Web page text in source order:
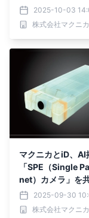
2025-10-03
株式会社マクニカ
マクニカとiD、AI
「SPE（Single
net）カメラ」を
2025-09-30
株式会社マクニカ